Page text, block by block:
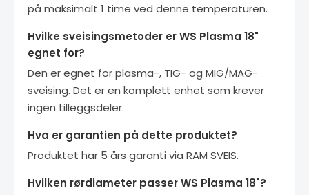
på maksimalt 1 time ved denne temperaturen.
Hvilke sveisingsmetoder er WS Plasma 18"
egnet for?
Den er egnet for plasma-, TIG- og MIG/MAG-
sveising. Det er en komplett enhet som krever
ingen tilleggsdeler.
Hva er garantien på dette produktet?
Produktet har 5 års garanti via RAM SVEIS.
Hvilken rørdiameter passer WS Plasma 18"?